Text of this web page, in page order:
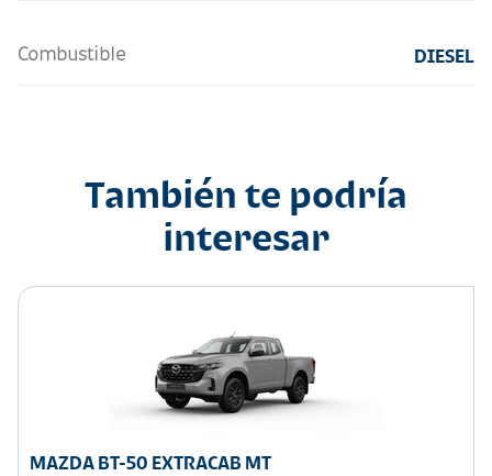
Combustible DIESEL
También te podría
interesar
MAZDA BT-50 EXTRACAB MT